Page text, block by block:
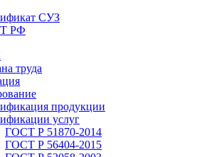
СУЗ
РФ
труда
продукции
услуг
ГОСТ Р 51870-2014
ГОСТ Р 56404-2015